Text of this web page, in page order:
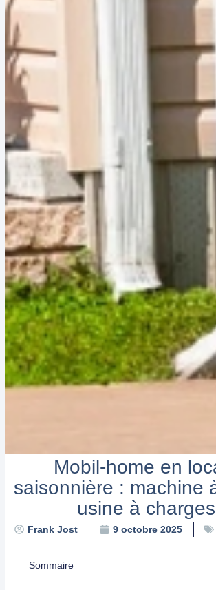
Mobil-home en
saisonnière : machine
usine à
Frank Jost 9 octobre 2025
Sommaire